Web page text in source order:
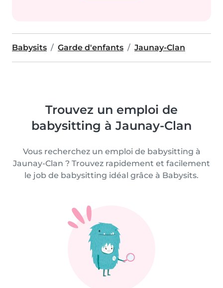
Babysits Garde d'enfants Jaunay-Clan
Trouvez un emploi de
babysitting à Jaunay-Clan
Vous recherchez un emploi de babysitting à
Jaunay-Clan ? Trouvez rapidement et facilement
le job de babysitting idéal grâce à Babysits.